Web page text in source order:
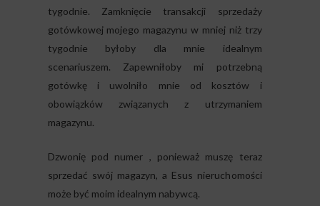
tygodnie. Zamknięcie transakcji sprzedaży
gotówkowej mojego magazynu w mniej niż trzy
tygodnie byłoby dla mnie idealnym
scenariuszem. Zapewniłoby mi potrzebną
gotówkę i uwolniło mnie od kosztów i
obowiązków związanych z utrzymaniem
magazynu.
Dzwonię pod numer , ponieważ muszę teraz
sprzedać swój magazyn, a Esus nieruchomości
może być moim idealnym nabywcą.